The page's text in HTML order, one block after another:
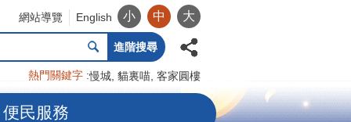
網站導覽 English 小 中 大
進階搜尋
熱門關鍵字 慢城 貓裏喵 客家圓樓
便民服務